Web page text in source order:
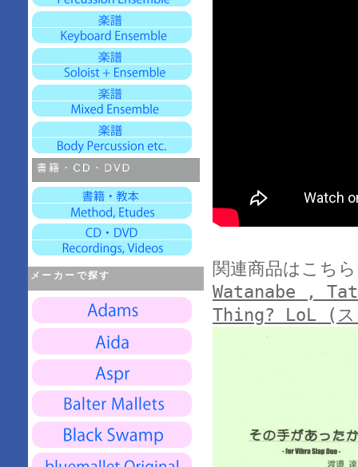
メーカーで探す
関連商品はこちら
Watanabe ,
Thing? LoL (ス